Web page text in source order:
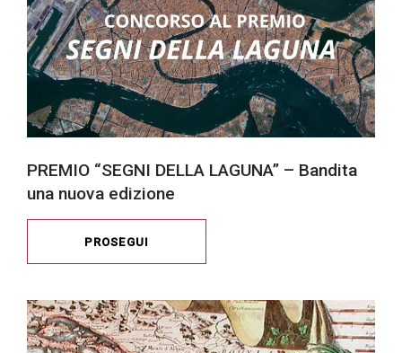
PREMIO “SEGNI DELLA LAGUNA” – Bandita
una nuova edizione
PROSEGUI